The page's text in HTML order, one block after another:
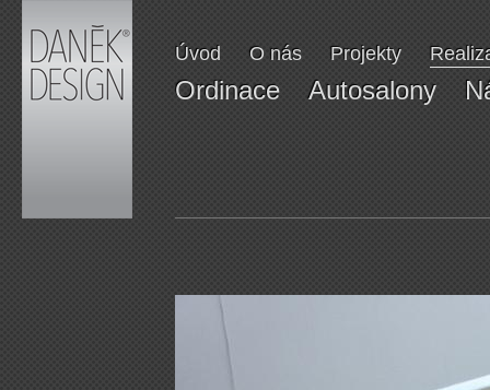
DESIGN
Úvod O nás Projekty
Ordinace Autosalony